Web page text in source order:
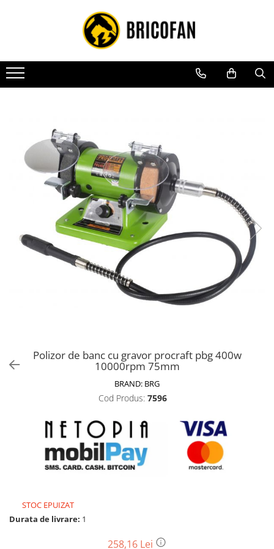
Toate Produsele
Vehicule electrice
Atv
Masini electrice
Motocross
Piese de schimb vehicule electrice
Scutere electrice
Scutere pe benzina
Tricicluri cargo fara permis
Tricicluri persoane
Trotinete electrice
Biciclete, trotinete, triciclete
Motoburghie si accesorii
Drujbe pe benzina
Drujbe cu acumulator
Consumabile drujbe, fierastraie
Unelte electrice busteni
Mori cereale si batoze porumb
Batoze - mori desfacat porumb
Polizor de banc cu gravor procraft pbg 400w
10000rpm 75mm
BRAND: BRG
Cod Produs: 7596
STOC EPUIZAT
Durata de livrare: 1
258,16 Lei